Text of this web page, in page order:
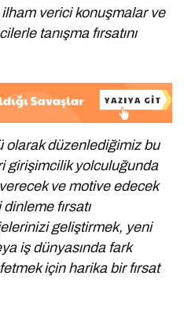
verici konuşmalar ve
tanışma fırsatını
olarak düzenlediğimiz bu
girişimcilik yolculuğunda
ve motive edecek
fırsatı
geliştirmek, yeni
iş dünyasında fark
için harika bir fırsat